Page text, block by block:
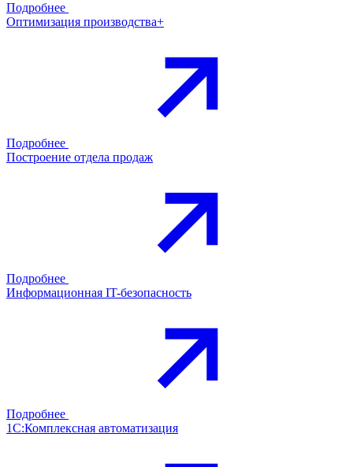
Подробнее
Оптимизация производства+
Подробнее
Построение отдела продаж
Подробнее
Информационная IT-безопасность
Подробнее
1С:Комплексная автоматизация